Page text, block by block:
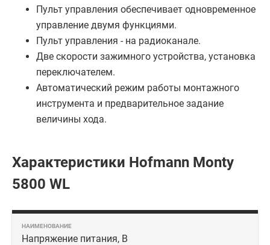
Пульт управления обеспечивает одновременное
управление двумя функциями.
Пульт управления - на радиоканале.
Две скорости зажимного устройства, установка
переключателем.
Автоматический режим работы монтажного
инструмента и предварительное задание
величины хода.
Характеристики Hofmann Monty
5800 WL
Напряжение питания, В